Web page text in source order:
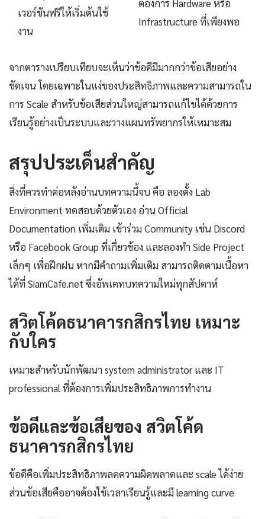
เวอร์ชันฟรีให้เริ่มต้นใช้
งาน
ต้องการ Hardware หรือ
Infrastructure ที่เพียงพอ
จากตารางเปรียบเทียบจะเห็นว่าข้อดีมีมากกว่าข้อเสียอย่าง
ชัดเจน โดยเฉพาะในแง่ของประสิทธิภาพและความสามารถใน
การ Scale สำหรับข้อเสียส่วนใหญ่สามารถแก้ไขได้ด้วยการ
เรียนรู้อย่างเป็นระบบและวางแผนทรัพยากรให้เหมาะสม
สรุปประเด็นสำคัญ
สิ่งที่ควรทำต่อหลังอ่านบทความนี้จบ คือ ลองตั้ง Lab
Environment ทดสอบด้วยตัวเอง อ่าน Official
Documentation เพิ่มเติม เข้าร่วม Community เช่น Discord
หรือ Facebook Group ที่เกี่ยวข้อง และลองทำ Side Project
เล็กๆ เพื่อฝึกฝน หากมีคำถามเพิ่มเติม สามารถติดตามเนื้อหา
ได้ที่ SiamCafe.net ซึ่งอัพเดทบทความใหม่ทุกสัปดาห์
สวิตโค้ดธนาคารกสิกรไทย เหมาะ
กับใคร
เหมาะสำหรับนักพัฒนา system administrator และ IT
professional ที่ต้องการเพิ่มประสิทธิภาพการทำงาน
ข้อดีและข้อเสียของ สวิตโค้ด
ธนาคารกสิกรไทย
ข้อดีคือเพิ่มประสิทธิภาพลดความผิดพลาดและ scale ได้ง่าย
ส่วนข้อเสียคืออาจต้องใช้เวลาเรียนรู้และมี learning curve